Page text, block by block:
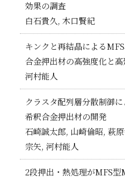
効果の調査
白石貴久, 木口賢紀
キンクと再結晶による
合金押出材の高強度化と
河村能人
クラスタ配列層分散制御
希釈合金押出材の開発
石崎誠太郎, 山崎倫昭, 萩
宗矢, 河村能人
2段押出・熱処理がMFS